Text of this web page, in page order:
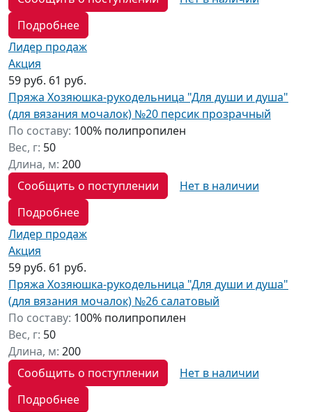
Подробнее
Лидер продаж
Акция
59 руб. 61 руб.
Пряжа Хозяюшка-рукодельница "Для души и душа"
(для вязания мочалок) №20 персик прозрачный
По составу: 100% полипропилен
Вес, г: 50
Длина, м: 200
Сообщить о поступлении
Нет в наличии
Подробнее
Лидер продаж
Акция
59 руб. 61 руб.
Пряжа Хозяюшка-рукодельница "Для души и душа"
(для вязания мочалок) №26 салатовый
По составу: 100% полипропилен
Вес, г: 50
Длина, м: 200
Сообщить о поступлении
Нет в наличии
Подробнее